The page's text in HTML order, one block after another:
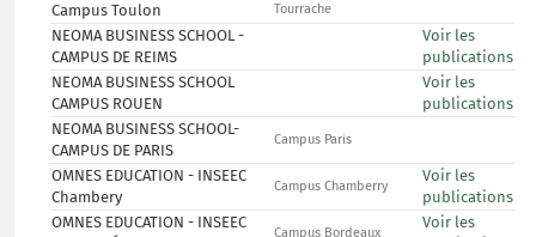
Campus Toulon
Tourrache
NEOMA BUSINESS SCHOOL -
CAMPUS DE REIMS
Voir les
publications
NEOMA BUSINESS SCHOOL
CAMPUS ROUEN
Voir les
publications
NEOMA BUSINESS SCHOOL-
CAMPUS DE PARIS
Campus Paris
OMNES EDUCATION - INSEEC
Chambery
Campus Chamberry
Voir les
publications
OMNES EDUCATION - INSEEC
Campus Bordeaux
Voir les